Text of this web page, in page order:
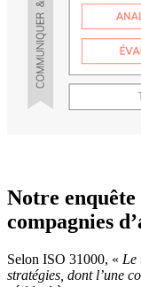
Notre
compagnies
Selon ISO 31000, « Le
stratégies, dont l’une